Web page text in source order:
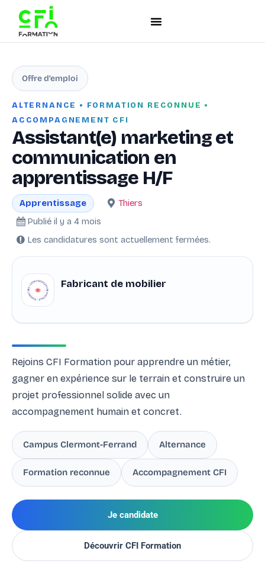
Offre d’emploi
ALTERNANCE • FORMATION RECONNUE •
ACCOMPAGNEMENT CFI
Assistant(e) marketing et
communication en
apprentissage H/F
Apprentissage
Thiers
Publié il y a 4 mois
Les candidatures sont actuellement fermées.
Fabricant de mobilier
Rejoins CFI Formation pour apprendre un métier,
gagner en expérience sur le terrain et construire un
projet professionnel solide avec un
accompagnement humain et concret.
Campus Clermont-Ferrand Alternance
Formation reconnue Accompagnement CFI
Je candidate
Découvrir CFI Formation